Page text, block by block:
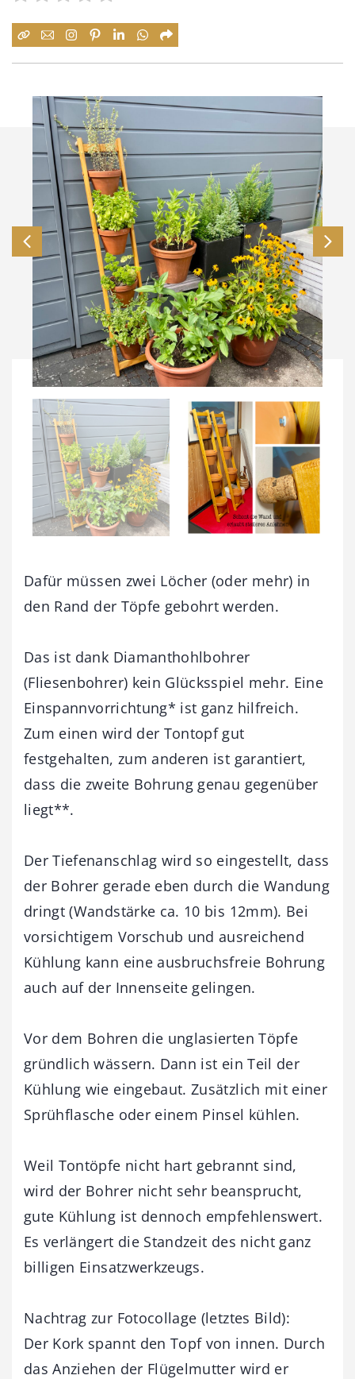
Dafür müssen zwei Löcher (oder mehr) in
den Rand der Töpfe gebohrt werden.
Das ist dank Diamanthohlbohrer
(Fliesenbohrer) kein Glücksspiel mehr. Eine
Einspannvorrichtung* ist ganz hilfreich.
Zum einen wird der Tontopf gut
festgehalten, zum anderen ist garantiert,
dass die zweite Bohrung genau gegenüber
liegt**.
Der Tiefenanschlag wird so eingestellt, dass
der Bohrer gerade eben durch die Wandung
dringt (Wandstärke ca. 10 bis 12mm). Bei
vorsichtigem Vorschub und ausreichend
Kühlung kann eine ausbruchsfreie Bohrung
auch auf der Innenseite gelingen.
Vor dem Bohren die unglasierten Töpfe
gründlich wässern. Dann ist ein Teil der
Kühlung wie eingebaut. Zusätzlich mit einer
Sprühflasche oder einem Pinsel kühlen.
Weil Tontöpfe nicht hart gebrannt sind,
wird der Bohrer nicht sehr beansprucht,
gute Kühlung ist dennoch empfehlenswert.
Es verlängert die Standzeit des nicht ganz
billigen Einsatzwerkzeugs.
Nachtrag zur Fotocollage (letztes Bild):
Der Kork spannt den Topf von innen. Durch
das Anziehen der Flügelmutter wird er